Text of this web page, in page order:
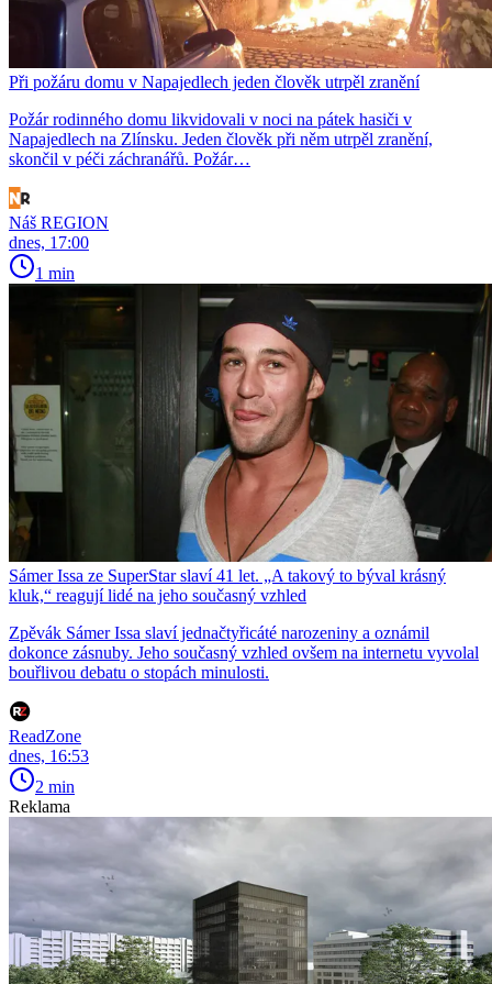
Při požáru domu v Napajedlech jeden člověk utrpěl zranění
Požár rodinného domu likvidovali v noci na pátek hasiči v
Napajedlech na Zlínsku. Jeden člověk při něm utrpěl zranění,
skončil v péči záchranářů. Požár…
Náš REGION
dnes, 17:00
1 min
Sámer Issa ze SuperStar slaví 41 let. „A takový to býval krásný
kluk,“ reagují lidé na jeho současný vzhled
Zpěvák Sámer Issa slaví jednačtyřicáté narozeniny a oznámil
dokonce zásnuby. Jeho současný vzhled ovšem na internetu vyvolal
bouřlivou debatu o stopách minulosti.
ReadZone
dnes, 16:53
2 min
Reklama